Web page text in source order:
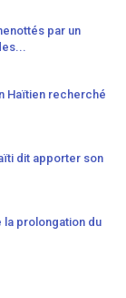
par un
Haïtien recherché
dit apporter son
la prolongation du